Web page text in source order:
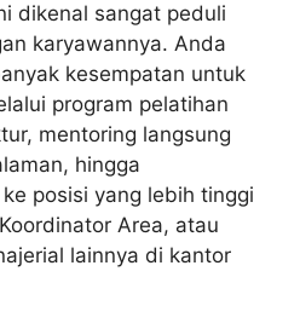
dikenal sangat peduli
karyawannya. Anda
kesempatan untuk
program pelatihan
mentoring langsung
hingga
posisi yang lebih tinggi
Area, atau
lainnya di kantor